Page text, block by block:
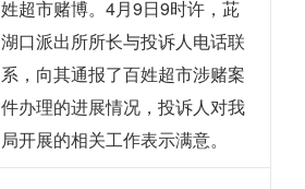
姓超市赌博。4月9日9时许，茈
湖口派出所所长与投诉人电话联
系，向其通报了百姓超市涉赌案
件办理的进展情况，投诉人对我
局开展的相关工作表示满意。